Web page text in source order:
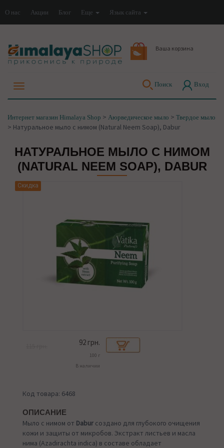
О нас Акции Блог Еще Язык сайта
Ваша корзина
Поиск Вход
Интернет магазин Himalaya Shop > Аюрведическое мыло > Твердое мыло
> Натуральное мыло с нимом (Natural Neem Soap), Dabur
НАТУРАЛЬНОЕ МЫЛО С НИМОМ
(NATURAL NEEM SOAP), DABUR
Скидка
92 грн.
100 г
В наличии
Код товара: 6468
ОПИСАНИЕ
Мыло с нимом от Dabur создано для глубокого очищения
кожи и защиты от микробов. Экстракт листьев и масла
нима (Azadirachta indica) в составе обладает